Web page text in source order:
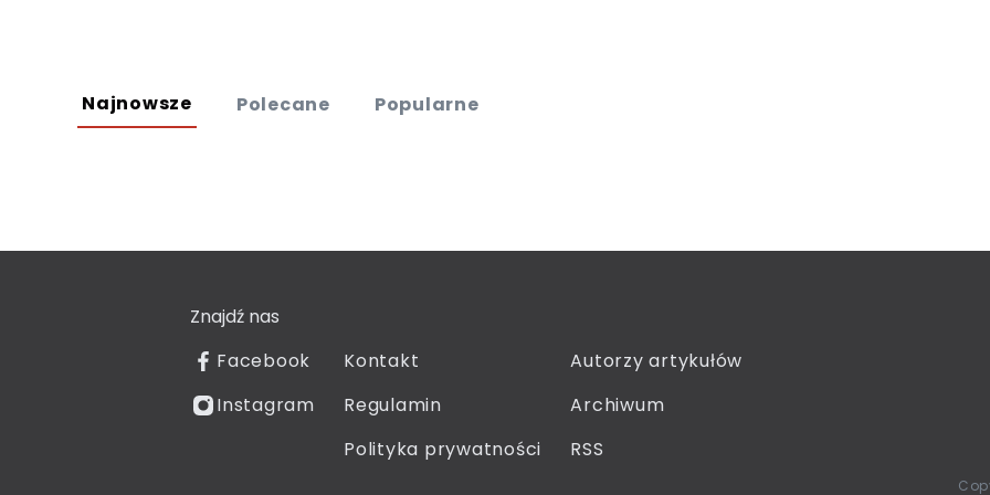
Najnowsze Polecane Popularne
Znajdź nas
Facebook
Instagram
Kontakt
Regulamin
Polityka prywatności
Autorzy artykułów
Archiwum
RSS